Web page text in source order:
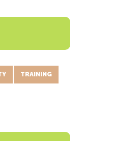
TRAINING